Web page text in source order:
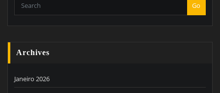
Go
Archives
Janeiro 2026